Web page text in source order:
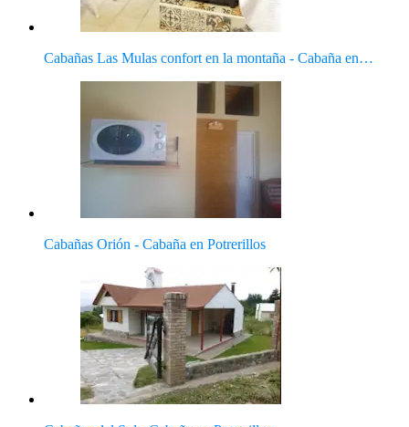
Cabañas Las Mulas confort en la montaña - Cabaña en…
Cabañas Orión - Cabaña en Potrerillos